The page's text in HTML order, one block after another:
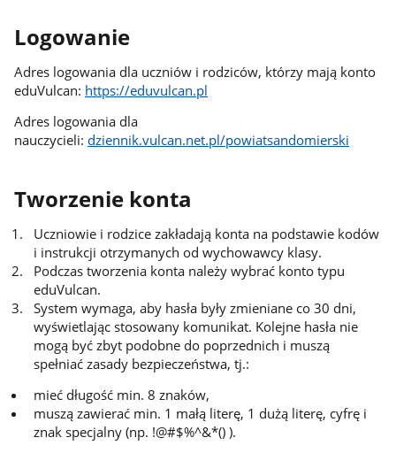
Logowanie
Adres logowania dla uczniów i rodziców, którzy mają konto
eduVulcan: https://eduvulcan.pl
Adres logowania dla
nauczycieli: dziennik.vulcan.net.pl/powiatsandomierski
Tworzenie konta
Uczniowie i rodzice zakładają konta na podstawie kodów
i instrukcji otrzymanych od wychowawcy klasy.
Podczas tworzenia konta należy wybrać konto typu
eduVulcan.
System wymaga, aby hasła były zmieniane co 30 dni,
wyświetlając stosowany komunikat. Kolejne hasła nie
mogą być zbyt podobne do poprzednich i muszą
spełniać zasady bezpieczeństwa, tj.:
mieć długość min. 8 znaków,
muszą zawierać min. 1 małą literę, 1 dużą literę, cyfrę i
znak specjalny (np. !@#$%^&*() ).